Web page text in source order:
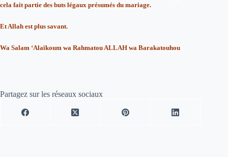
cela fait partie des buts légaux présumés du mariage.
Et Allah est plus savant.
Wa Salam ‘Alaïkoum wa Rahmatou ALLAH wa Barakatouhou
Partagez sur les réseaux sociaux